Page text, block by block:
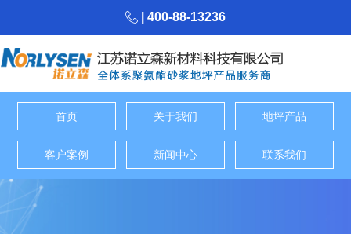
| 400-88-13236
首页 关于我们 地坪产品
客户案例 新闻中心 联系我们